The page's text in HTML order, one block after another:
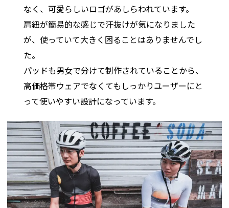
なく、可愛らしいロゴがあしらわれています。
肩紐が簡易的な感じで汗抜けが気になりました
が、使っていて大きく困ることはありませんでし
た。
パッドも男女で分けて制作されていることから、
高価格帯ウェアでなくてもしっかりユーザーにと
って使いやすい設計になっています。